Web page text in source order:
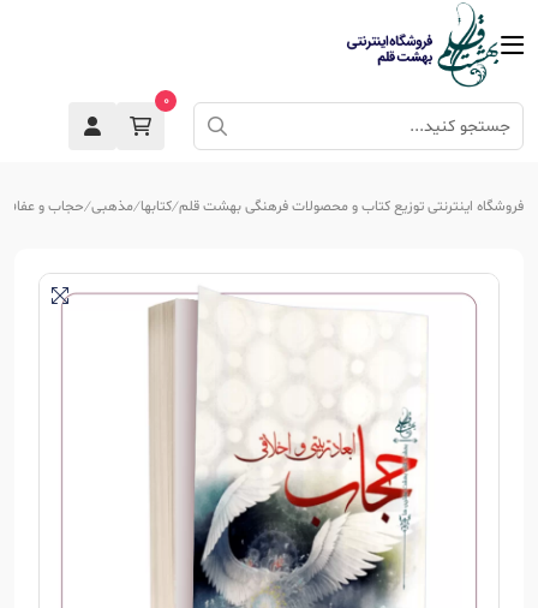
0
فروشگاه اینترنتی توزیع کتاب و محصولات فرهنگی بهشت قلم کتابها مذهبی حجاب و عفاف